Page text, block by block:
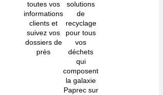
toutes vos
informations
clients et
suivez vos
dossiers de
près
solutions
de
recyclage
pour tous
vos
déchets
qui
composent
la galaxie
Paprec sur